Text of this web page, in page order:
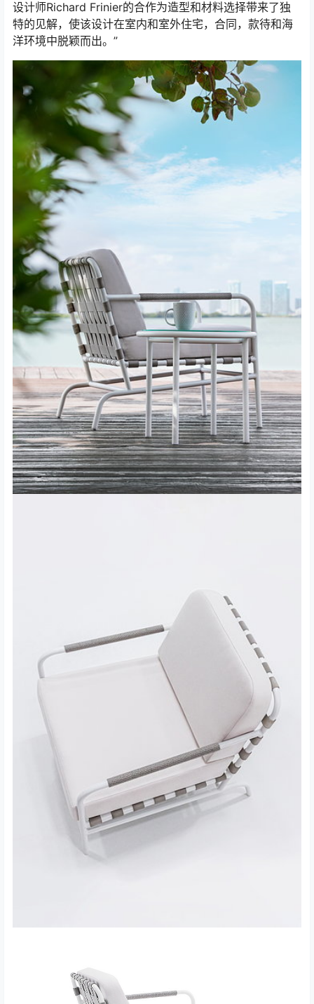
设计师Richard Frinier的合作为造型和材料选择带来了独
特的见解，使该设计在室内和室外住宅，合同，款待和海
洋环境中脱颖而出。”